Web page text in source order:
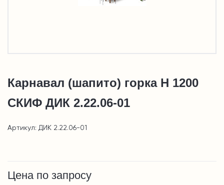
Карнавал (шапито) горка Н 1200
СКИФ ДИК 2.22.06-01
Артикул: ДИК 2.22.06-01
Цена по запросу